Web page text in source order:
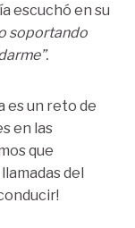
escuchó en su
soportando
es un reto de
en las
que
del